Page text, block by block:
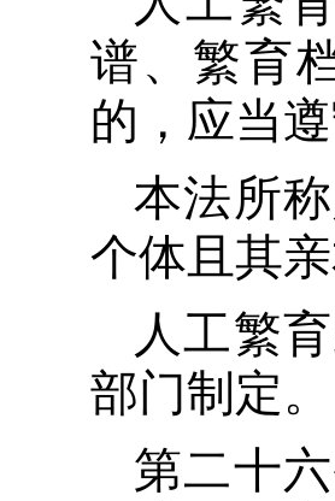
谱、繁育
的，应当
本法所
个体且其
人工繁
部门制定。
第二十